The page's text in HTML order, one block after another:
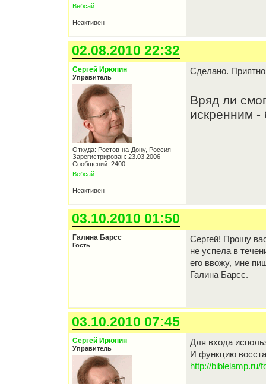
Вебсайт
Неактивен
02.08.2010 22:32
Сергей Ирюпин
Управитель
Откуда: Ростов-на-Дону, Россия
Зарегистрирован: 23.03.2006
Сообщений: 2400
Вебсайт
Сделано.
Вряд ли
искренним -
Неактивен
03.10.2010 01:50
Галина Барсс
Гость
Сергей! Прошу
не успела в
его ввожу, мне
Галина Барсс.
03.10.2010 07:45
Сергей Ирюпин
Управитель
Для входа
И функцию
http://biblelamp.ru/